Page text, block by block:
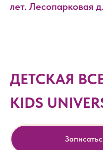
лет. Лесопарковая
ДЕТСКАЯ
KIDS